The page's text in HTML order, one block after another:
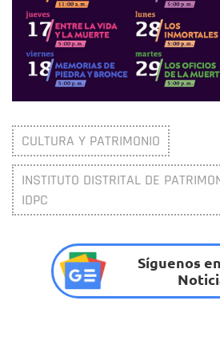
CULTURA Y PATRIMONIO
INSTITUTO DISTRITAL DE
IDPC
Síguenos